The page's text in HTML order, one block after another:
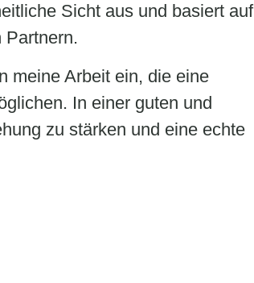
Sicht aus und basiert auf
meine Arbeit ein, die eine
In einer guten und
zu stärken und eine echte